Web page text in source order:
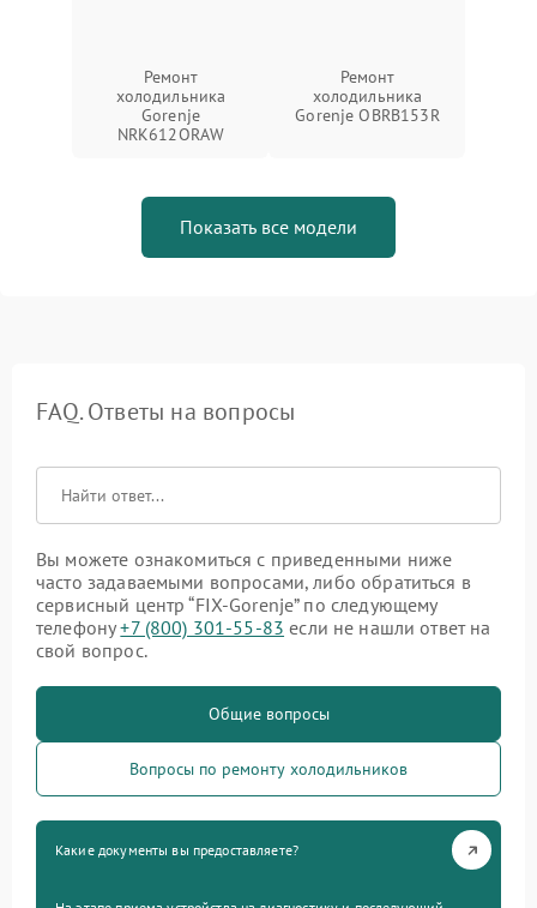
Ремонт
холодильника
Gorenje
NRK612ORAW
Ремонт
холодильника
Gorenje OBRB153R
Показать все модели
FAQ. Ответы на вопросы
Вы можете ознакомиться с приведенными ниже
часто задаваемыми вопросами, либо обратиться в
сервисный центр “FIX-Gorenje” по следующему
телефону+7 (800) 301-55-83 если не нашли ответ на
свой вопрос.
Общие вопросы
Вопросы по ремонту холодильников
Какие документы вы предоставляете?